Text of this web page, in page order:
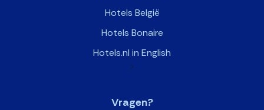
Hotels België
Hotels Bonaire
Hotels.nl in English
>
Vragen?